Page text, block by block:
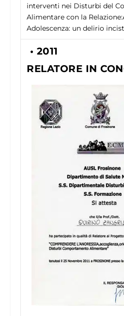
interventi nei Disturbi del
Alimentare con la
Adolescenza: un delirio
• 2011
RELATORE IN